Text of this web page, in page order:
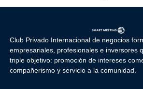
Club Privado Internacional de negocios
empresariales, profesionales e inversores
triple objetivo: promoción de intereses
compañerismo y servicio a la comunidad.